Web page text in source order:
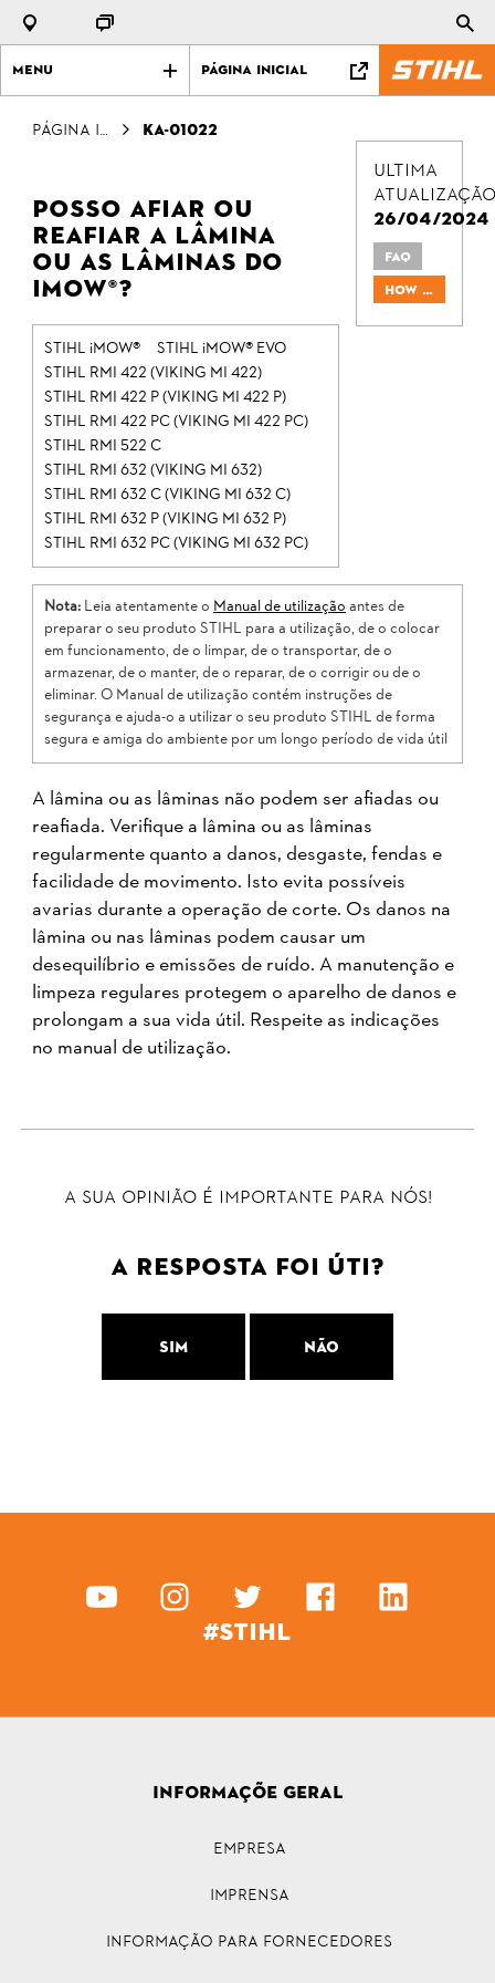
Menu Página Inicial
Página Inicial KA-01022
Posso afiar ou
reafiar a lâmina
ou as lâminas do
iMOW®?
STIHL iMOW®
STIHL iMOW® EVO
STIHL RMI 422 (VIKING MI 422)
STIHL RMI 422 P (VIKING MI 422 P)
STIHL RMI 422 PC (VIKING MI 422 PC)
STIHL RMI 522 C
STIHL RMI 632 (VIKING MI 632)
STIHL RMI 632 C (VIKING MI 632 C)
STIHL RMI 632 P (VIKING MI 632 P)
STIHL RMI 632 PC (VIKING MI 632 PC)
Ultima
atualização
26/04/2024
FAQ
How To & Tips
Nota: Leia atentamente o Manual de utilizaçãoantes de
preparar o seu produto STIHL para a utilização, de o colocar
em funcionamento, de o limpar, de o transportar, de o
armazenar, de o manter, de o reparar, de o corrigir ou de o
eliminar. O Manual de utilização contém instruções de
segurança e ajuda-o a utilizar o seu produto STIHL de forma
segura e amiga do ambiente por um longo período de vida útil
A lâmina ou as lâminas não podem ser afiadas ou
reafiada. Verifique a lâmina ou as lâminas
regularmente quanto a danos, desgaste, fendas e
facilidade de movimento. Isto evita possíveis
avarias durante a operação de corte. Os danos na
lâmina ou nas lâminas podem causar um
desequilíbrio e emissões de ruído. A manutenção e
limpeza regulares protegem o aparelho de danos e
prolongam a sua vida útil. Respeite as indicações
no manual de utilização.
A sua opinião é importante para nós!
A resposta foi úti?
Sim Não
#STIHL
INFORMAÇÕE GERAL
Empresa
Imprensa
INFORMAÇÃO PARA FORNECEDORES